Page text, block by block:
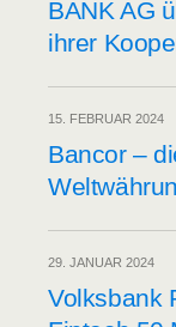
BANK AG
ihrer
15. FEBRUAR 2024
Ban­cor –
29. JANUAR 2024
Volks­bank